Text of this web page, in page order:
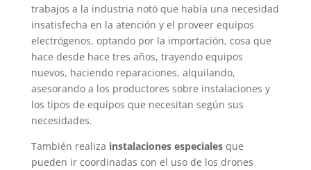
trabajos a la industria notó que había una necesidad
insatisfecha en la atención y el proveer equipos
electrógenos, optando por la importación, cosa que
hace desde hace tres años, trayendo equipos
nuevos, haciendo reparaciones, alquilando,
asesorando a los productores sobre instalaciones y
los tipos de equipos que necesitan según sus
necesidades.
También realiza instalaciones especialesque
pueden ir coordinadas con el uso de los drones